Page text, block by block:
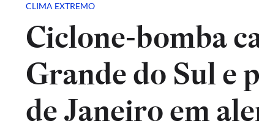
CLIMA EXTREMO
Ciclone-bomba
Grande do Sul e
de Janeiro em